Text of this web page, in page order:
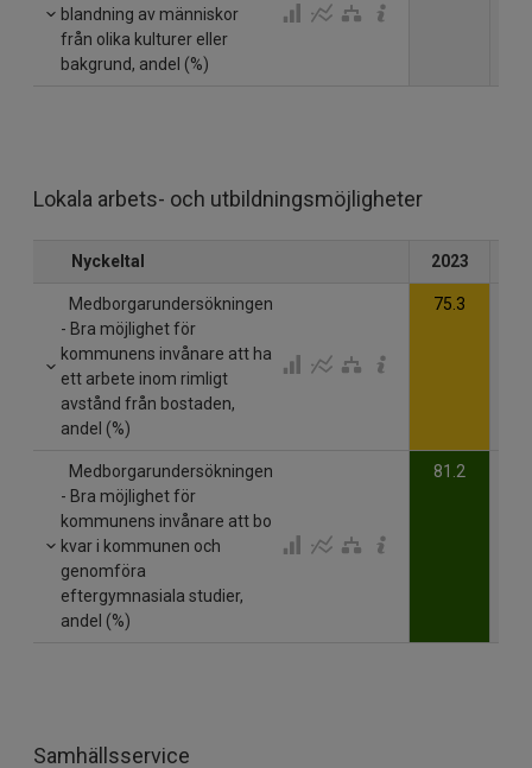
blandning av människor
från olika kulturer eller
bakgrund, andel (%)
Lokala arbets- och utbildningsmöjligheter
Nyckeltal 2023
Medborgarundersökningen
- Bra möjlighet för
kommunens invånare att ha
ett arbete inom rimligt
avstånd från bostaden,
andel (%)
75.3
Medborgarundersökningen
- Bra möjlighet för
kommunens invånare att bo
kvar i kommunen och
genomföra
eftergymnasiala studier,
andel (%)
81.2
Samhällsservice